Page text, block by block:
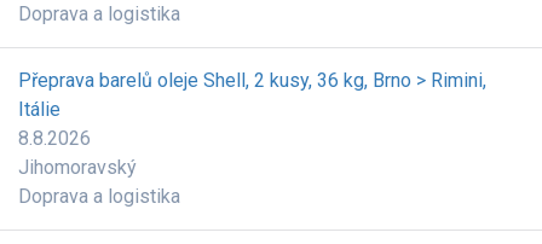
Doprava a logistika
Přeprava barelů oleje Shell, 2 kusy, 36 kg, Brno > Rimini,
Itálie
8.8.2026
Jihomoravský
Doprava a logistika